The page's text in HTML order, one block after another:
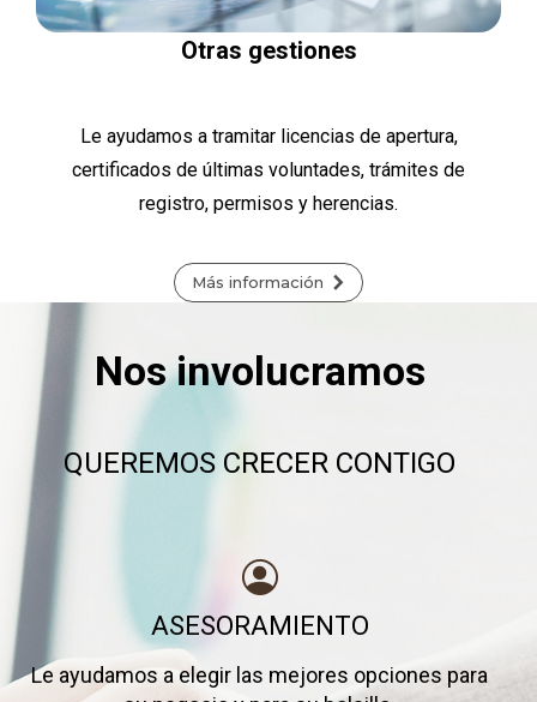
Otras gestiones
Le ayudamos a tramitar licencias de apertura,
certificados de últimas voluntades, trámites de
registro, permisos y herencias.
Más información
Nos involucramos
QUEREMOS CRECER CONTIGO
ASESORAMIENTO
Le ayudamos a elegir las mejores opciones para